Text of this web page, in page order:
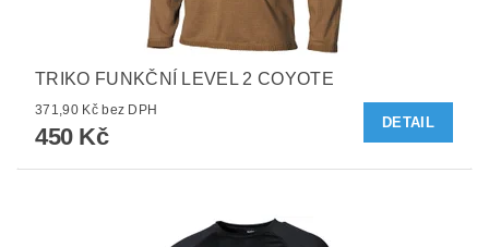
TRIKO FUNKČNÍ LEVEL 2 COYOTE
371,90 Kč bez DPH
450 Kč
DETAIL